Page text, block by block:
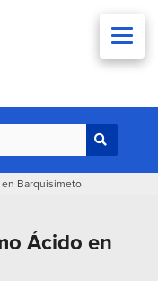
Barquisimeto
Ácido en